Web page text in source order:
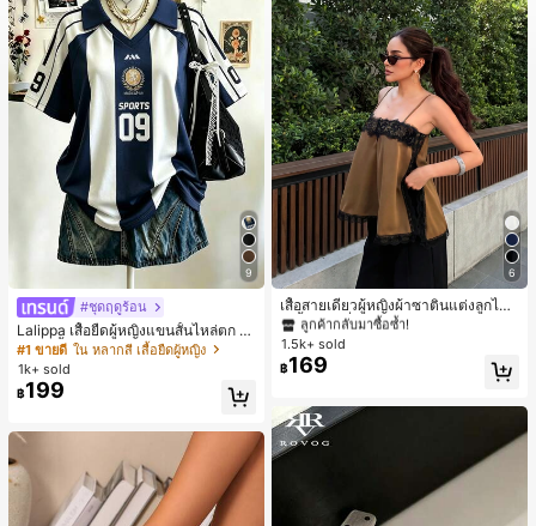
9
#ชุดฤดูร้อน
Lalippa เสื้อยืดผู้หญิงแขนสั้นไหล่ตก ค
อวีปกเสื้อ ลายพิมพ์ดิจิทัลลายทาง สไตล์
สปอร์ตแฟชั่นมินิมอล ของขวัญสำหรับเ
พื่อน
#1 ขายดี ใน หลากสี เสื้อยืดผู้หญิง
1k+ sold
฿199
6
เสื้อสายเดี่ยวผู้หญิงผ้าซาตินแต่งลูกไม้
- เสื้อสายเดี่ยวฤดูร้อนสีคากีมีรอยผ่าด้า
นข้างที่น่าดึงดูดแบบสบายๆ
#1 ขายดี
ใน สีกากี เสื้อสตรี เสื้อเบลาส์ & Tee
ลูกค้ากลับมาซื้อซ้ำ!
#1 ขายดี
ลูกค้ากลับมาซื้อซ้ำ!
#1 ขายดี
ลูกค้ากลับมาซื้อซ้ำ!
#1 ขายดี
ใน สีกากี เสื้อสตรี เสื้อเบลาส์ & Tee
1.5k+ sold
฿169